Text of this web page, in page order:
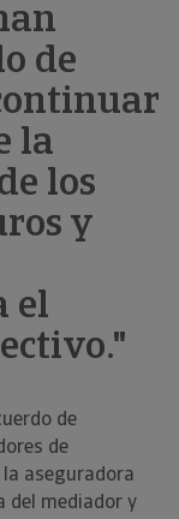
de
la
los
y
el
de
de
la aseguradora
del mediador y